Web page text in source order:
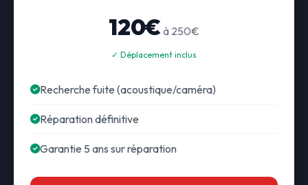
120€ à 250€
✓ Déplacement inclus
Recherche fuite (acoustique/caméra)
Réparation définitive
Garantie 5 ans sur réparation